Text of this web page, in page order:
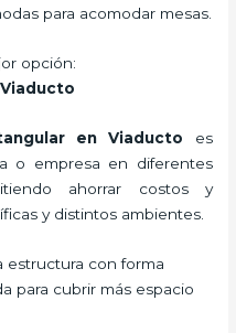
para acomodar mesas.
opción:
en Viaducto es
o empresa en diferentes
ahorrar costos y
y distintos ambientes.
estructura con forma
para cubrir más espacio